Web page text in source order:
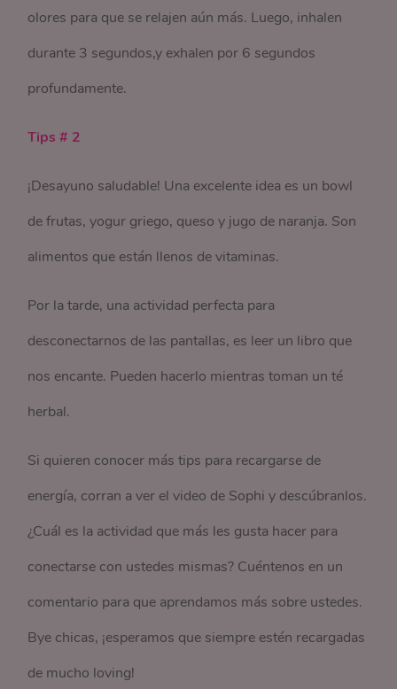
olores para que se relajen aún más. Luego, inhalen
durante 3 segundos,y exhalen por 6 segundos
profundamente.
Tips # 2
¡Desayuno saludable! Una excelente idea es un bowl
de frutas, yogur griego, queso y jugo de naranja. Son
alimentos que están llenos de vitaminas.
Por la tarde, una actividad perfecta para
desconectarnos de las pantallas, es leer un libro que
nos encante. Pueden hacerlo mientras toman un té
herbal.
Si quieren conocer más tips para recargarse de
energía, corran a ver el video de Sophi y descúbranlos.
¿Cuál es la actividad que más les gusta hacer para
conectarse con ustedes mismas? Cuéntenos en un
comentario para que aprendamos más sobre ustedes.
Bye chicas, ¡esperamos que siempre estén recargadas
de mucho loving!